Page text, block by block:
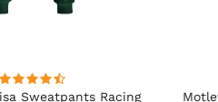
Sweatpants Racing